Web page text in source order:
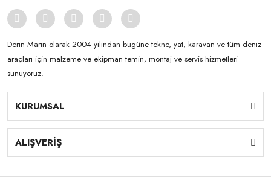
Derin Marin olarak 2004 yılından bugüne tekne, yat, karavan ve tüm deniz
araçları için malzeme ve ekipman temin, montaj ve servis hizmetleri
sunuyoruz.
KURUMSAL
ALIŞVERİŞ